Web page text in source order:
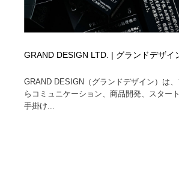
GRAND DESIGN LTD. | グランドデザイ
GRAND DESIGN（グランドデザイン）は
らコミュニケーション、商品開発、スター
手掛け...